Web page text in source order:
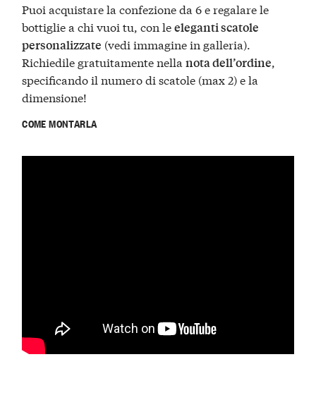
Puoi acquistare la confezione da 6 e regalare le
bottiglie a chi vuoi tu, con leeleganti scatole
personalizzate (vedi immagine in galleria).
Richiedile gratuitamente nellanota dell’ordine,
specificando il numero di scatole (max 2) e la
dimensione!
COME MONTARLA